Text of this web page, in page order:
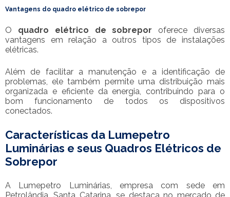
Vantagens do quadro elétrico de sobrepor
O quadro elétrico de sobrepor oferece diversas
vantagens em relação a outros tipos de instalações
elétricas.
Além de facilitar a manutenção e a identificação de
problemas, ele também permite uma distribuição mais
organizada e eficiente da energia, contribuindo para o
bom funcionamento de todos os dispositivos
conectados.
Características da Lumepetro
Luminárias e seus Quadros Elétricos de
Sobrepor
A Lumepetro Luminárias, empresa com sede em